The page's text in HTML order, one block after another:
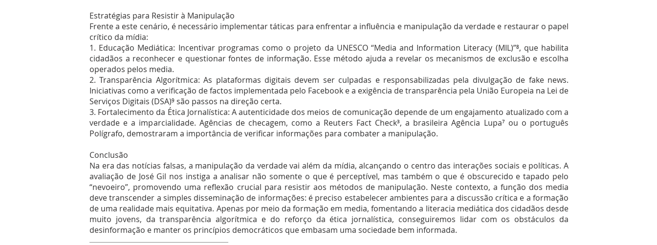
Estratégias para Resistir à Manipulação
Frente a este cenário, é necessário implementar táticas para enfrentar a influência e manipulação da verdade e restaurar o papel
crítico da mídia:
1. Educação Mediática: Incentivar programas como o projeto da UNESCO “Media and Information Literacy (MIL)”⁸, que habilita
cidadãos a reconhecer e questionar fontes de informação. Esse método ajuda a revelar os mecanismos de exclusão e escolha
operados pelos media.
2. Transparência Algorítmica: As plataformas digitais devem ser culpadas e responsabilizadas pela divulgação de fake news.
Iniciativas como a verificação de factos implementada pelo Facebook e a exigência de transparência pela União Europeia na Lei de
Serviços Digitais (DSA)⁹ são passos na direção certa.
3. Fortalecimento da Ética Jornalística: A autenticidade dos meios de comunicação depende de um engajamento atualizado com a
verdade e a imparcialidade. Agências de checagem, como a Reuters Fact Check³, a brasileira Agência Lupa⁷ ou o português
Polígrafo, demostraram a importância de verificar informações para combater a manipulação.
Conclusão
Na era das notícias falsas, a manipulação da verdade vai além da mídia, alcançando o centro das interações sociais e políticas. A
avaliação de José Gil nos instiga a analisar não somente o que é perceptível, mas também o que é obscurecido e tapado pelo
“nevoeiro”, promovendo uma reflexão crucial para resistir aos métodos de manipulação. Neste contexto, a função dos media
deve transcender a simples disseminação de informações: é preciso estabelecer ambientes para a discussão crítica e a formação
de uma realidade mais equitativa. Apenas por meio da formação em media, fomentando a literacia mediática dos cidadãos desde
muito jovens, da transparência algorítmica e do reforço da ética jornalística, conseguiremos lidar com os obstáculos da
desinformação e manter os princípios democráticos que embasam uma sociedade bem informada.